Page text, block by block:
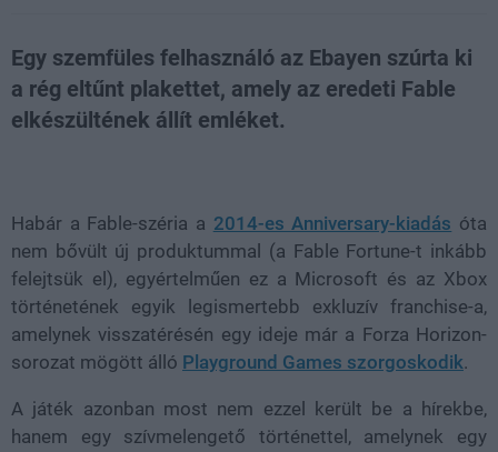
Egy szemfüles felhasználó az Ebayen szúrta ki
a rég eltűnt plakettet, amely az eredeti Fable
elkészültének állít emléket.
Habár a Fable-széria a 2014-es Anniversary-kiadás óta
nem bővült új produktummal (a Fable Fortune-t inkább
felejtsük el), egyértelműen ez a Microsoft és az Xbox
történetének egyik legismertebb exkluzív franchise-a,
amelynek visszatérésén egy ideje már a Forza Horizon-
sorozat mögött álló Playground Games szorgoskodik.
A játék azonban most nem ezzel került be a hírekbe,
hanem egy szívmelengető történettel, amelynek egy